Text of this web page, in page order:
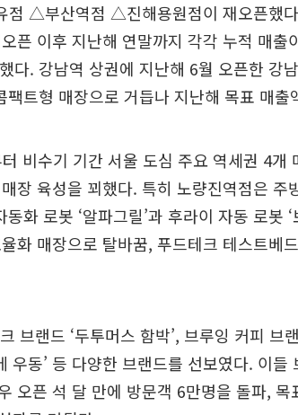
△부산역점 △진해용원점이 재오픈했
픈 이후 지난해 연말까지 각각 누적 매출
다. 강남역 상권에 지난해 6월 오픈한 강
팩트형 매장으로 거듭나 지난해 목표 매
비수기 기간 서울 도심 주요 역세권 4개
장 육성을 꾀했다. 특히 노량진역점은 주
화 로봇 ‘알파그릴’과 후라이 자동 로봇 ‘
화 매장으로 탈바꿈, 푸드테크 테스트베
브랜드 ‘두투머스 함박’, 브루잉 커피 브
우동’ 등 다양한 브랜드를 선보였다. 이들
오픈 석 달 만에 방문객 6만명을 돌파,